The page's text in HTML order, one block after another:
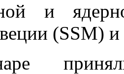
и
(SSM) и